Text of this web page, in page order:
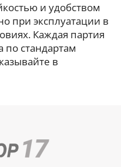
и удобством
при эксплуатации в
Каждая партия
по стандартам
в